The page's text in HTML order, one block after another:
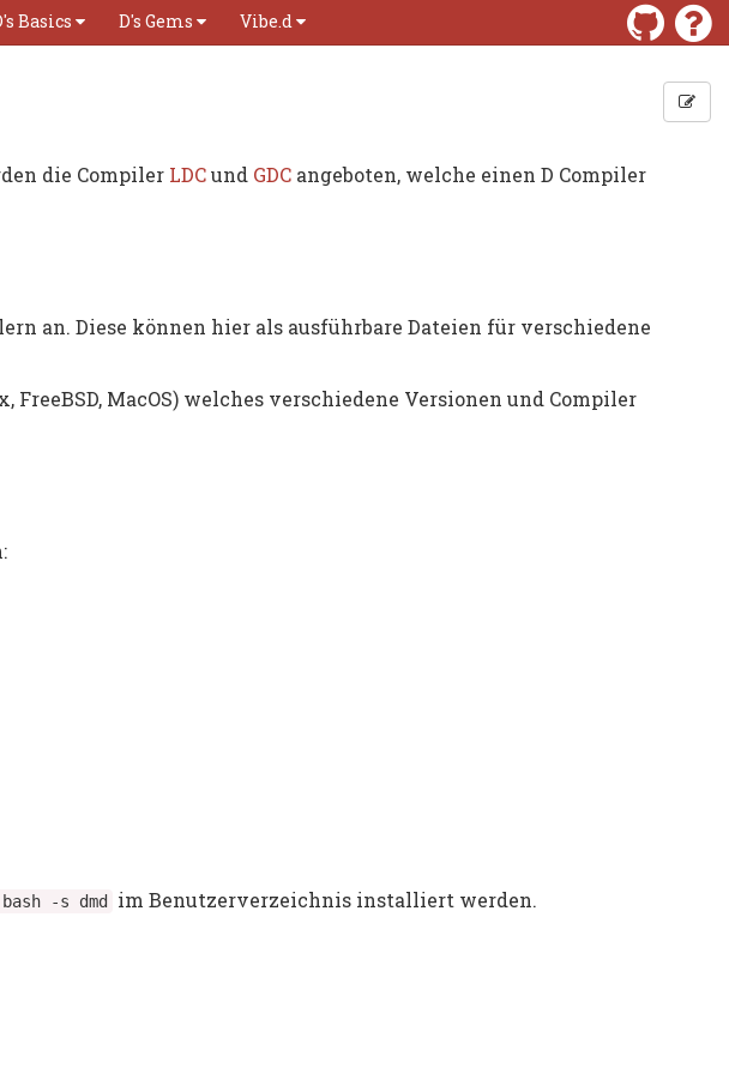
Basics D's Gems Vibe.d
die Compiler LDCund GDC angeboten, welche einen D Compiler
an. Diese können hier als ausführbare Dateien für verschiedene
MacOS) welches verschiedene Versionen und Compiler
-s dmd
im Benutzerverzeichnis installiert werden.